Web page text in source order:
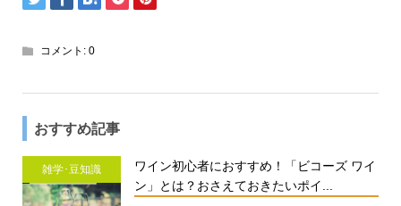
コメント: 0
おすすめ記事
雑学･豆知識
ワイン初心者におすすめ！「ビコーズ ワイ
ン」とは？おさえておきたいポイ...